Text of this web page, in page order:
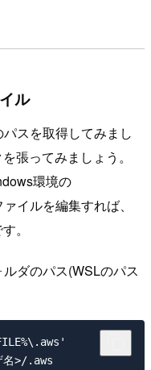
ル
スを取得してみまし
張ってみましょう。
環境の
ァイルを編集すれば、
。
ルダのパス(WSLのパス